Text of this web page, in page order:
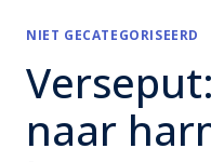
NIET GECATEGORISEERD
naar